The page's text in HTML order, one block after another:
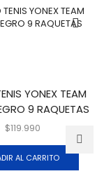
YONEX TEAM
9 RAQUETAS
$119.990
AL CARRITO